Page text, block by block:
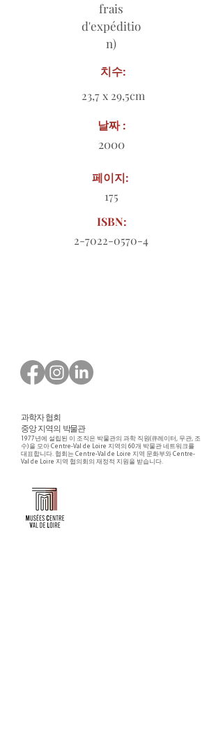
frais
d'expéditio
n)
치수:
23,7 x 29,5cm
날짜 :
2000
페이지:
175
ISBN:
2-7022-0570-4
과학자 협회
중앙 지역의 박물관
1977년에 설립된 이 조직은 박물관의 과학 직원(큐레이터, 무관, 조
수)을 모아 Centre-Val de Loire 지역의 60개 박물관 네트워크를
대표합니다. 협회는 Centre-Val de Loire 지역 문화부와 Centre-
Val de Loire 지역 협의회의 재정적 지원을 받습니다.